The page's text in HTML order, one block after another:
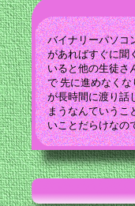
バイナリーパソコ
があればすぐに聞
いると他の生徒さ
で 先に進めなく
が長時間に渡り話
まうなんていうこ
いことだらけなの